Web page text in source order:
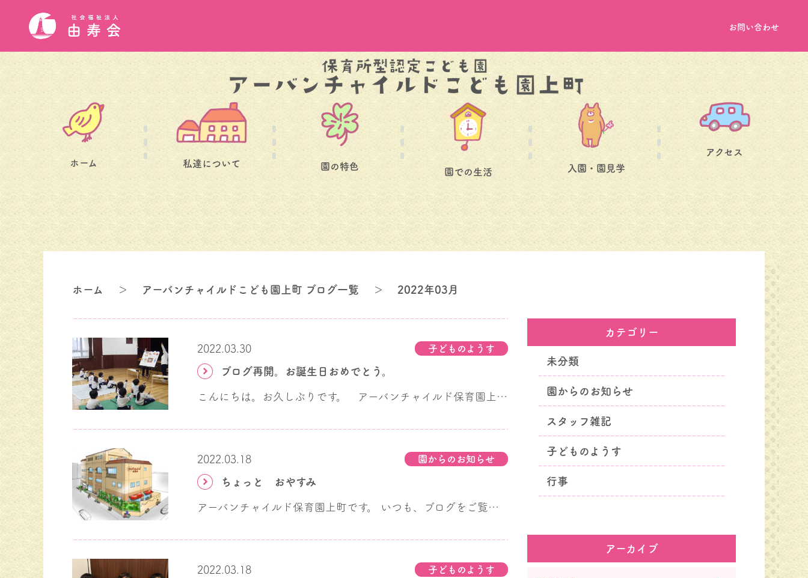
お問い合わせ
ホーム 私達について 園の特色
園での生活 入園・園見学
アクセス
ホーム ＞ アーバンチャイルドこども園上町 ブログ一覧 ＞ 2022年03月
2022.03.30 子どものようす
ブログ再開。お誕生日おめでとう。
こんにちは。お久しぶりです。 アーバンチャイルド保育園上町 事務長の植田です。 ホームページをリニューアルするため、しばらくの期間、ブログの更新をストップしていました。 ホーム画面のコンテンツに、まだ未完成の部分があるのですが、今年度にあったイベントは４月になる前に発信しておきたいので、少しフライングしてブログの更新をします。 ブログをストップしていた期間に、3月のお誕生日会や、本園で初めての卒園児を送る卒園式が行われました。今回と次回のブログで、その様子をお伝えします。 今回は、3月お誕生会の様子です。 大阪府の、まん延防止等重点措置が解除されたとはいえ、感染症対策への配慮はまだまだ必要なので、お誕生日会も２部に分けて開催しました。 3月が誕生日のお友だちは、1歳2人、2歳7人、3歳４人、４歳1人です。 まず、1歳児さんと2歳児さんが合同でお祝いしました。 3階おひさまホールに集まり、お誕生日のお友だちをみんなに紹介。 インタビューとお誕生日カードを渡して、みんなで歌のプレゼント その後、先生からペープサートのおはなし「まほうのでんしレンジ」がプレゼントされました。 次に3歳児さんと４・5歳児さんが合同でお祝いしました。 何回かのお誕生日を重ねて大きくなったお兄ちゃんお姉ちゃんは、インタビューの受け答えも1,2歳児さんに比べて、上手にお話しできました。 みんなで歌のプレゼント。会場のお友だちもリズムに乗って上手に歌います。 そして、先生からペープサートのお話です。 お話の展開に、みんな興味津々。お話の中には、いろんな食べ物が登場します。 お話の世界に入り込んで、楽しく過ごしました。 子どもたちは一つずつ年を重ねるにつれて、自分が関わる世界を少しづつ拡げ、深めて、楽しみを増やしていきます。 保育園では０歳から５歳まで、その子なりの歩み方で成長していきます。ご家庭でも、少しずつ大きくなっていくお子さまの姿を見逃さないように、ゆっくり、じっくり愛情を注いであげてください。きっと、びっくりするような才能や感性がかくれていますよ。 楽しめ、子どもたち。 次回は卒園式のようすです。
2022.03.18 園からのお知らせ
ちょっと おやすみ
アーバンチャイルド保育園上町です。 いつも、ブログをご覧いただき、ありがとうございます。 ホームページをリニューアルして、新ホームページへの移行作業を行います。 それに伴い、３月２１日（月）～２８日（月）の期間 ブログの更新がありませんので、ご了承ください。 その間に行われる予定の、３月お誕生会や卒園式の様子は 新しくなったホームページ上でご紹介させていただきます。 これからも、アーバンチャイルド保育園上町をよろしくお願いします。
2022.03.18 子どものようす
カテゴリー
未分類
園からのお知らせ
スタッフ雑記
子どものようす
行事
アーカイブ